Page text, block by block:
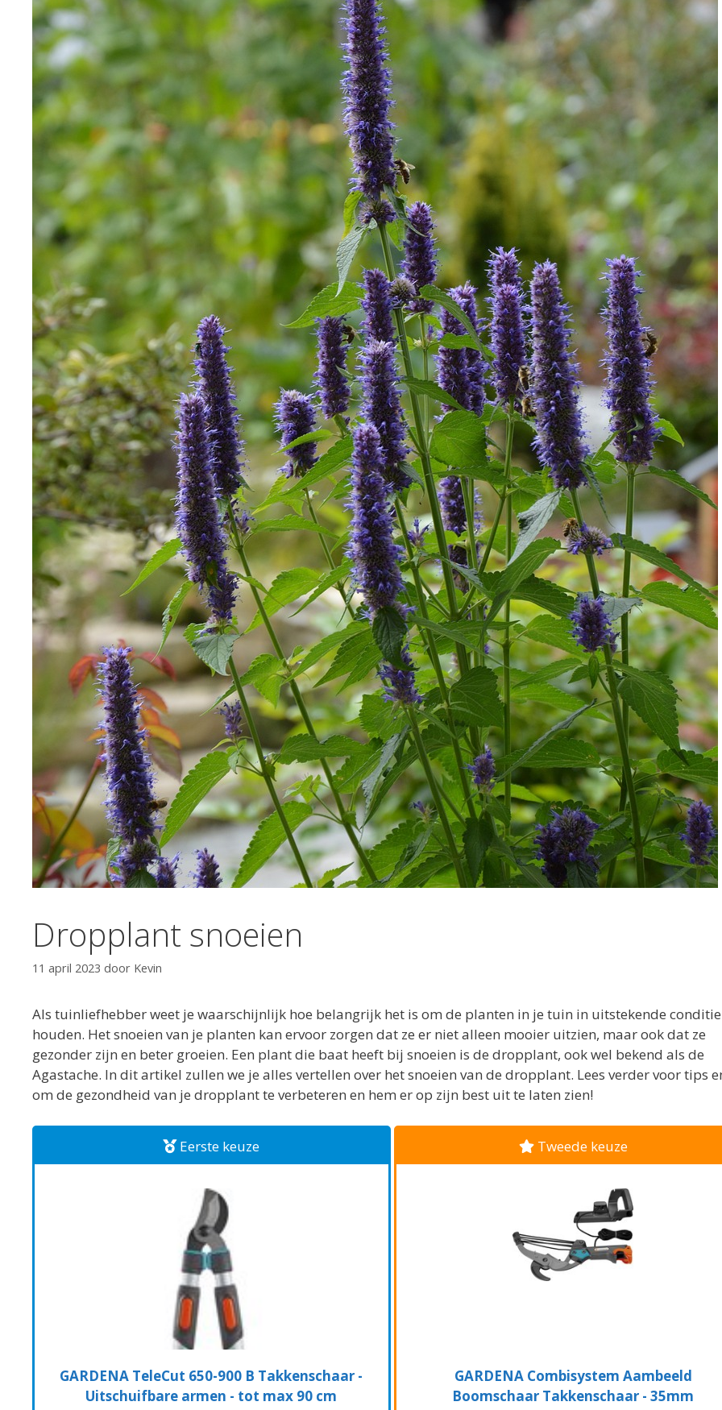
Dropplant snoeien
11 april 2023 door Kevin
Als tuinliefhebber weet je waarschijnlijk hoe belangrijk het is om de planten in je tuin in uitstekende
houden. Het snoeien van je planten kan ervoor zorgen dat ze er niet alleen mooier uitzien, maar ook dat ze
gezonder zijn en beter groeien. Een plant die baat heeft bij snoeien is de dropplant, ook wel bekend als de
Agastache. In dit artikel zullen we je alles vertellen over het snoeien van de dropplant. Lees verder voor tips
om de gezondheid van je dropplant te verbeteren en hem er op zijn best uit te laten zien!
Eerste keuze
GARDENA TeleCut 650-900 B Takkenschaar -
Uitschuifbare armen - tot max 90 cm
Tweede keuze
GARDENA Combisystem Aambeeld
Boomschaar Takkenschaar - 35mm